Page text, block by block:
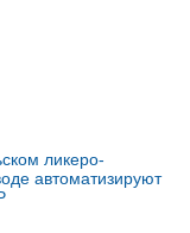
ликеро-
автоматизируют